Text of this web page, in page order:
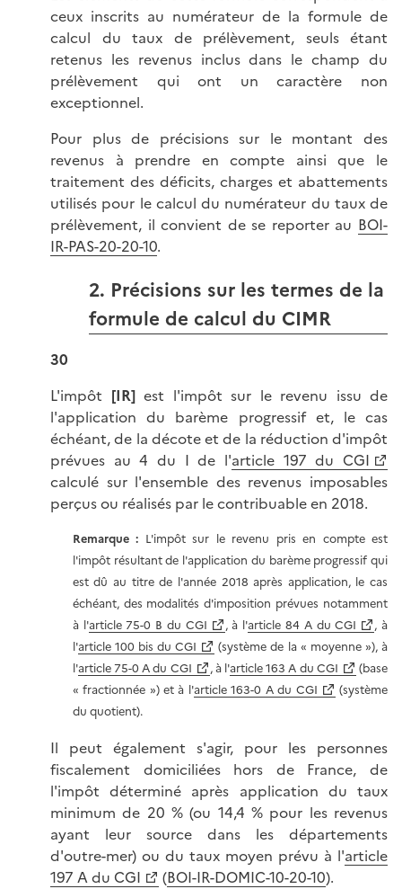
ceux inscrits au numérateur de la formule de
calcul du taux de prélèvement, seuls étant
retenus les revenus inclus dans le champ du
prélèvement qui ont un caractère non
exceptionnel.
Pour plus de précisions sur le montant des
revenus à prendre en compte ainsi que le
traitement des déficits, charges et abattements
utilisés pour le calcul du numérateur du taux de
prélèvement, il convient de se reporter au BOI-
IR-PAS-20-20-10.
2. Précisions sur les termes de la
formule de calcul du CIMR
30
L'impôt [IR]est l'impôt sur le revenu issu de
l'application du barème progressif et, le cas
échéant, de la décote et de la réduction d'impôt
prévues au 4 du I de l'article 197 du CGI
calculé sur l'ensemble des revenus imposables
perçus ou réalisés par le contribuable en 2018.
Remarque : L'impôt sur le revenu pris en compte est
l'impôt résultant de l'application du barème progressif qui
est dû au titre de l'année 2018 après application, le cas
échéant, des modalités d'imposition prévues notamment
à l'article 75-0 B du CGI , à l'article 84 A du CGI
, à
l'article 100 bis du CGI
(système de la « moyenne »), à
l'article 75-0 A du CGI , à l'article 163 A du CGI
(base
« fractionnée ») et à l'article 163-0 A du CGI
(système
du quotient).
Il peut également s'agir, pour les personnes
fiscalement domiciliées hors de France, de
l'impôt déterminé après application du taux
minimum de 20 % (ou 14,4 % pour les revenus
ayant leur source dans les départements
d'outre-mer) ou du taux moyen prévu à l'article
197 A du CGI
(BOI-IR-DOMIC-10-20-10).